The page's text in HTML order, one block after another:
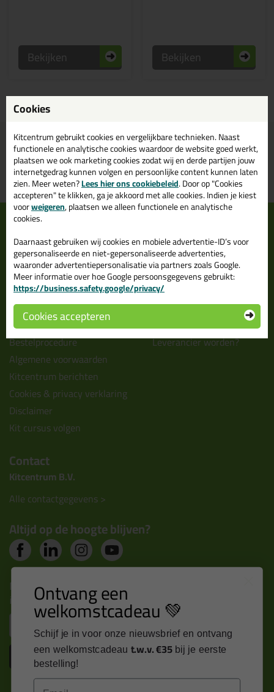
Bekijken Bekijken
Voor 21:00 uur besteld
morgen in huis
Gratisbezorging inNL & BE
vanaf75,-
Grootste assortiment
uit voorraad leverbaar
PostNL afhaalpunt: kies zelf
wanneer je afhaalt
Informatie
Tips en tricks
Keuzehulpen
Acties
Levertijd & Bezorging
Retourneren & Annuleren
Veel gestelde vragen (FAQ)
Bestelprocedure
Algemene voorwaarden
Kitcentrum berichten
Cookies & privacy verklaring
Disclaimer
Kit cursus volgen
Wie wij zijn?
Vacatures bij kitcentrum.nl
Over Kitcentrum.nl
Maatschappelijk
Winkelmand
Contact
Leverancier worden?
Contact
Kitcentrum B.V.
Alle contactgegevens >
Altijd op de hoogte blijven?
Nieuws, tips en exclusieve deals rechtstreeks in je
inbox
Inschrijven
Cookies
Kitcentrum gebruikt cookies en vergelijkbare technieken. Naast
functionele en analytische cookies waardoor de website goed werkt,
plaatsen we ook marketing cookies zodat wij en derde partijen jouw
internetgedrag kunnen volgen en persoonlijke content kunnen laten
zien. Meer weten?Lees hier ons cookiebeleid. Door op "Cookies
accepteren" te klikken, ga je akkoord met alle cookies. Indien je kiest
voorweigeren, plaatsen we alleen functionele en analytische
cookies.
Daarnaast gebruiken wij cookies en mobiele advertentie-ID’s voor
gepersonaliseerde en niet-gepersonaliseerde advertenties,
waaronder advertentiepersonalisatie via partners zoals Google.
Meer informatie over hoe Google persoonsgegevens gebruikt:
https://business.safety.google/privacy/
Cookies accepteren
Ontvang een
welkomstcadeau 💚
Schijf je in voor onze nieuwsbrief en ontvang
een welkomstcadeau t.w.v. €35 bij je eerste
bestelling!
Email